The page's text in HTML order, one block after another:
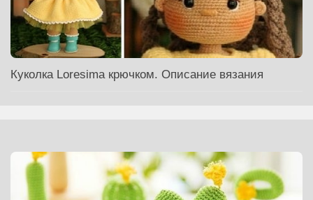
Куколка Loresima крючком. Описание вязания